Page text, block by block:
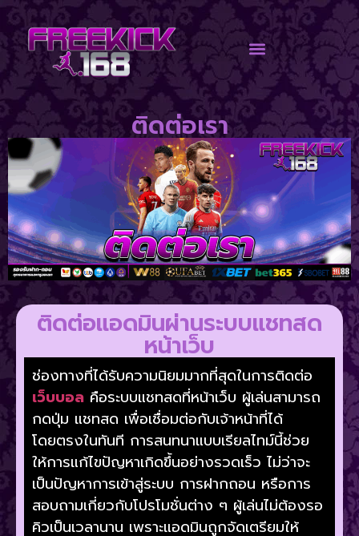
ติดต่อเรา
ติดต่อแอดมินผ่านระบบแชทสด
หน้าเว็บ
ช่องทางที่ได้รับความนิยมมากที่สุดในการติดต่อ
เว็บบอล คือระบบแชทสดที่หน้าเว็บ ผู้เล่นสามารถ
กดปุ่ม แชทสด เพื่อเชื่อมต่อกับเจ้าหน้าที่ได้
โดยตรงในทันที การสนทนาแบบเรียลไทม์นี้ช่วย
ให้การแก้ไขปัญหาเกิดขึ้นอย่างรวดเร็ว ไม่ว่าจะ
เป็นปัญหาการเข้าสู่ระบบ การฝากถอน หรือการ
สอบถามเกี่ยวกับโปรโมชั่นต่าง ๆ ผู้เล่นไม่ต้องรอ
คิวเป็นเวลานาน เพราะแอดมินถูกจัดเตรียมให้